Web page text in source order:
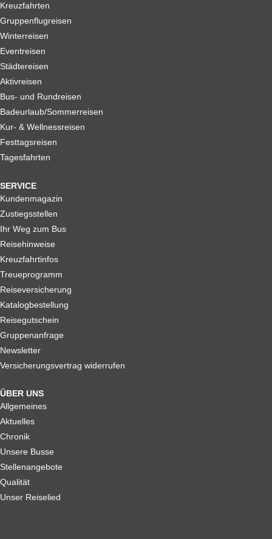
Kreuzfahrten
Gruppenflugreisen
Winterreisen
Eventreisen
Städtereisen
Aktivreisen
Bus- und Rundreisen
Badeurlaub/Sommerreisen
Kur- & Wellnessreisen
Festtagsreisen
Tagesfahrten
SERVICE
Kundenmagazin
Zustiegsstellen
Ihr Weg zum Bus
Reisehinweise
Kreuzfahrtinfos
Treueprogramm
Reiseversicherung
Katalogbestellung
Reisegutschein
Gruppenanfrage
Newsletter
Versicherungsvertrag widerrufen
ÜBER UNS
Allgemeines
Aktuelles
Chronik
Unsere Busse
Stellenangebote
Qualität
Unser Reiselied